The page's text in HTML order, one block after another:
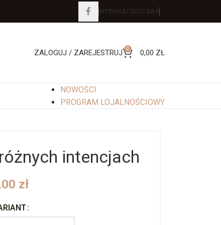
WYSYŁKA I DOSTAWA
ZALOGUJ / ZAREJESTRUJ 0 0,00 ZŁ
NOWOŚCI
PROGRAM LOJALNOŚCIOWY
intencjach
zł